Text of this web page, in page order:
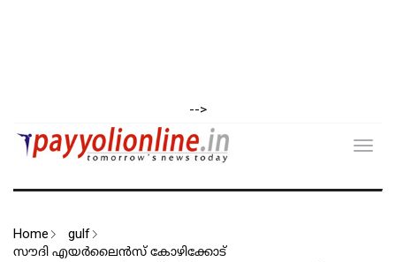
-->
Home gulf
സൗദി എയർലൈൻസ് കോഴിക്കോട്